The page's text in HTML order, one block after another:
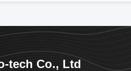
tech Co., Ltd